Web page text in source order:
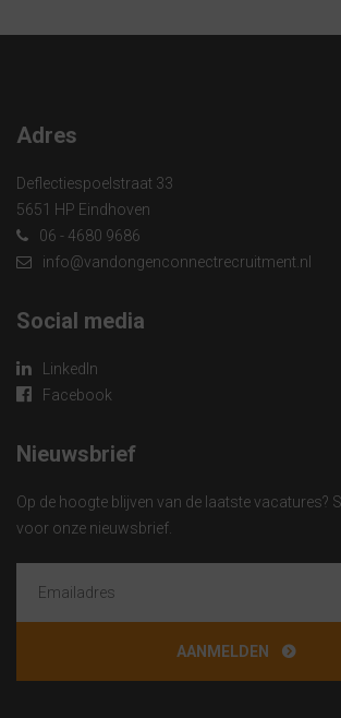
Adres
Deflectiespoelstraat 33
5651 HP Eindhoven
06 - 4680 9686
info@vandongenconnectrecruitment.nl
Social media
LinkedIn
Facebook
Nieuwsbrief
Op de hoogte blijven van de laatste vacatures?
voor onze nieuwsbrief.